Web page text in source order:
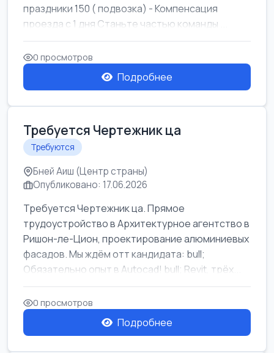
праздники 150 ( подвозка) - Компенсация
проезда с 1 дня Станьте частью команды ...
0 просмотров
Подробнее
Требуется Чертежник ца
Требуются
Бней Аиш (Центр страны)
Опубликовано: 17.06.2026
Требуется Чертежник ца. Прямое
трудоустройство в Архитектурное агентство в
Ришон-ле-Цион, проектирование алюминиевых
фасадов. Мы ждём отт кандидата: bull;
Обязательно опыт в Autocad! bull; Revit, трёх...
0 просмотров
Подробнее